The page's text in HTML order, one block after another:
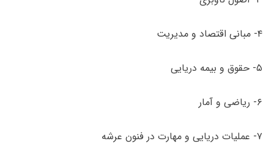
۴- مبانی اقتصاد و مدیریت
۵- حقوق و بیمه دریایی
۶- ریاضی و آمار
۷- عملیات دریایی و مهارت در فنون عرشه